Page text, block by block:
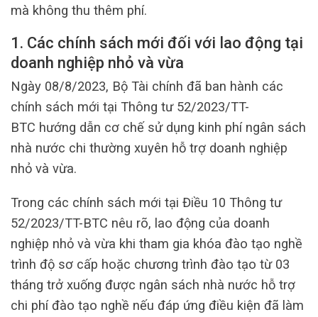
mà không thu thêm phí.
1. Các chính sách mới đối với lao động tại
doanh nghiệp nhỏ và vừa
Ngày 08/8/2023, Bộ Tài chính đã ban hành các
chính sách mới tại Thông tư 52/2023/TT-
BTC hướng dẫn cơ chế sử dụng kinh phí ngân sách
nhà nước chi thường xuyên hỗ trợ doanh nghiệp
nhỏ và vừa.
Trong các chính sách mới tại Điều 10 Thông tư
52/2023/TT-BTC nêu rõ, lao động của doanh
nghiệp nhỏ và vừa khi tham gia khóa đào tạo nghề
trình độ sơ cấp hoặc chương trình đào tạo từ 03
tháng trở xuống được ngân sách nhà nước hỗ trợ
chi phí đào tạo nghề nếu đáp ứng điều kiện đã làm